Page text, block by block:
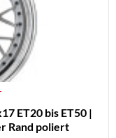
ET20 bis ET50 |
Rand poliert